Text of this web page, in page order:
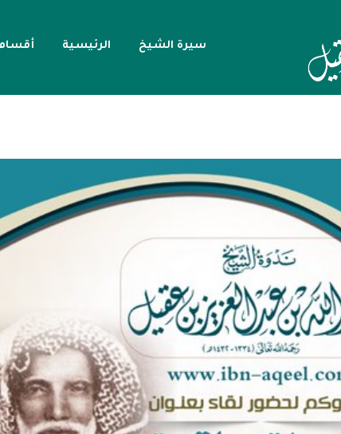
سيرة الشيخ الرئيسية